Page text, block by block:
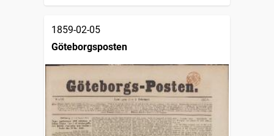
1859-02-05
Göteborgsposten